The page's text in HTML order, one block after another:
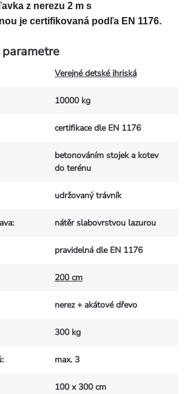
z nerezu 2 m s
je certifikovaná podľa EN 1176.
Verejné detské ihriská
10000 kg
certifikace dle EN 1176
betonováním stojek a kotev
do terénu
udržovaný trávník
: nátěr slabovrstvou lazurou
pravidelná dle EN 1176
200 cm
nerez + akátové dřevo
300 kg
: max. 3
100 x 300 cm